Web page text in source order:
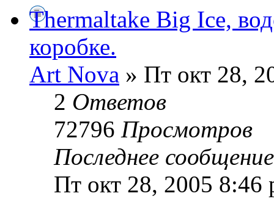
Thermaltake Big Ice,
коробке.
Art Nova » Пт окт 28,
2 Ответов
72796 Просмотров
Последнее
Пт окт 28, 2005 8:46